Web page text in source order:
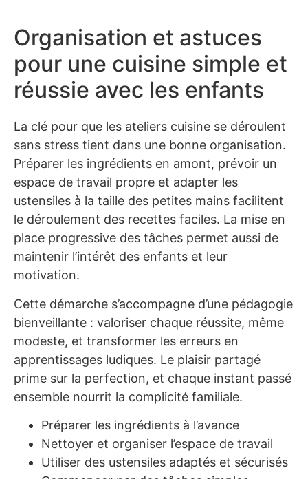
Organisation et astuces
pour une cuisine simple et
réussie avec les enfants
La clé pour que les ateliers cuisine se déroulent
sans stress tient dans une bonne organisation.
Préparer les ingrédients en amont, prévoir un
espace de travail propre et adapter les
ustensiles à la taille des petites mains facilitent
le déroulement des recettes faciles. La mise en
place progressive des tâches permet aussi de
maintenir l’intérêt des enfants et leur
motivation.
Cette démarche s’accompagne d’une pédagogie
bienveillante : valoriser chaque réussite, même
modeste, et transformer les erreurs en
apprentissages ludiques. Le plaisir partagé
prime sur la perfection, et chaque instant passé
ensemble nourrit la complicité familiale.
Préparer les ingrédients à l’avance
Nettoyer et organiser l’espace de travail
Utiliser des ustensiles adaptés et sécurisés